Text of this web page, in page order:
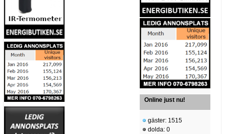
Online just nu!
gäster: 1515
dolda: 0